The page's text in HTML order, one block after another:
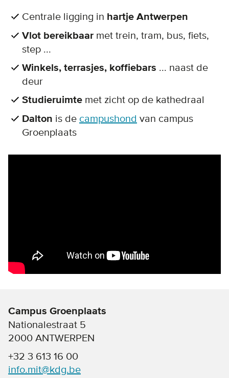
Centrale ligging in hartje Antwerpen
Vlot bereikbaar met trein, tram, bus, fiets,
step ...
Winkels, terrasjes, koffiebars ... naast de
deur
Studieruimte met zicht op de kathedraal
Dalton is de campushond van campus
Groenplaats
Campus Groenplaats
Nationalestraat 5
2000 ANTWERPEN
+32 3 613 16 00
info.mit@kdg.be